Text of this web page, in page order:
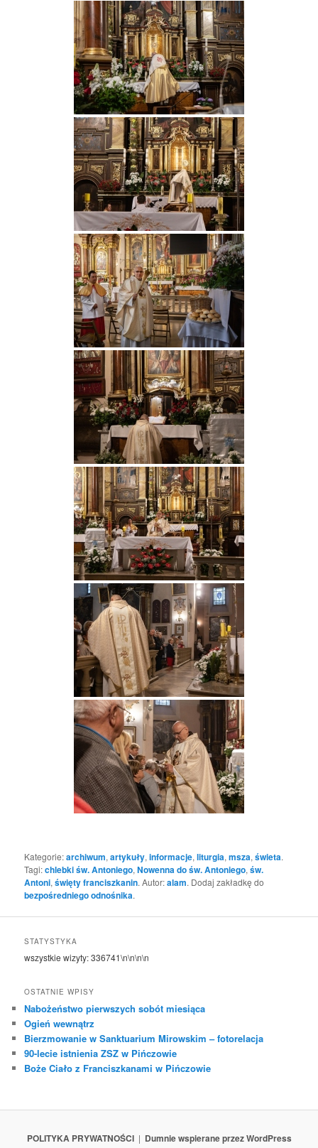
Kategorie:archiwum,artykuły,informacje,liturgia,msza,świeta.
Tagi:chlebki św. Antoniego,Nowenna do św. Antoniego,św.
Antoni,święty franciszkanin. Autor:alam. Dodaj zakładkę do
bezpośredniego odnośnika.
STATYSTYKA
wszystkie wizyty:336741\n\n\n\n
OSTATNIE WPISY
Nabożeństwo pierwszych sobót miesiąca
Ogień wewnątrz
Bierzmowanie w Sanktuarium Mirowskim – fotorelacja
90-lecie istnienia ZSZ w Pińczowie
Boże Ciało z Franciszkanami w Pińczowie
POLITYKA PRYWATNOŚCI Dumnie wspierane przez WordPress